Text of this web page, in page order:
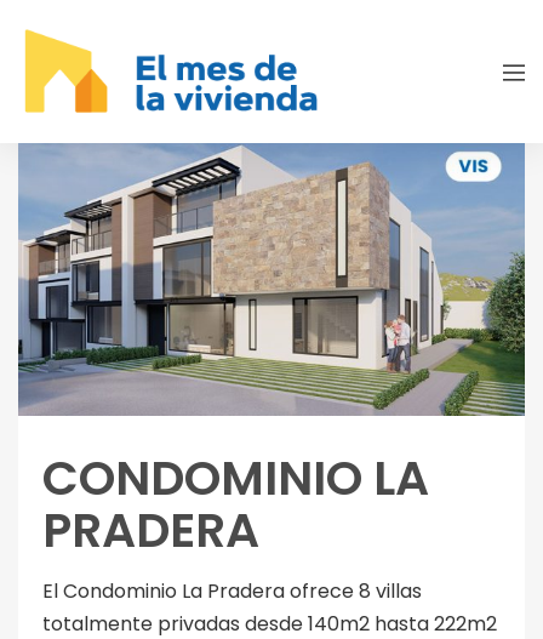
CONDOMINIO LA
PRADERA
El Condominio La Pradera ofrece 8 villas
totalmente privadas desde 140m2 hasta 222m2